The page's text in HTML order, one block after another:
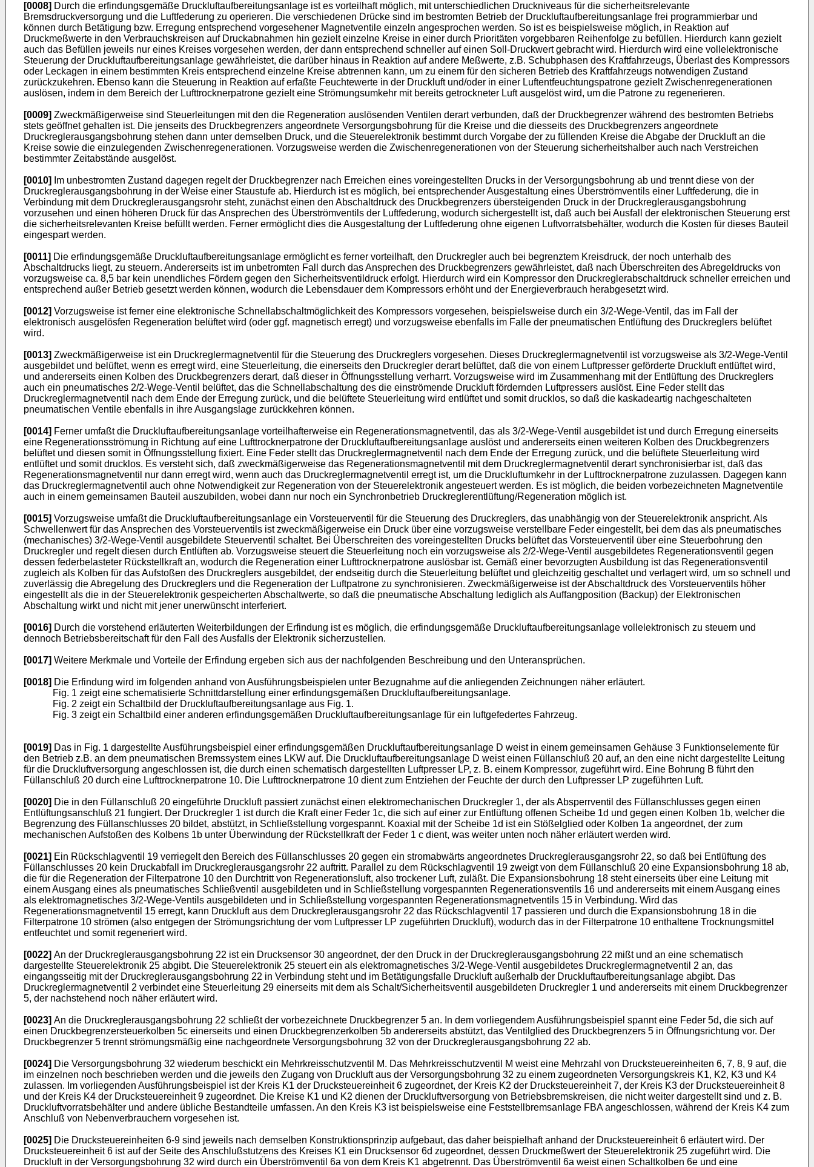
[0008] Durch die erfindungsgemäße Druckluftaufbereitungsanlage ist es vorteilhaft möglich, mit unterschiedlichen Druckniveaus für die sicherheitsrelevante
Bremsdruckversorgung und die Luftfederung zu operieren. Die verschiedenen Drücke sind im bestromten Betrieb der Druckluftaufbereitungsanlage frei programmierbar und
können durch Betätigung bzw. Erregung entsprechend vorgesehener Magnetventile einzeln angesprochen werden. So ist es beispielsweise möglich, in Reaktion auf
Druckmeßwerte in den Verbrauchskreisen auf Druckabnahmen hin gezielt einzelne Kreise in einer durch Prioritäten vorgebbaren Reihenfolge zu befüllen. Hierdurch kann gezielt
auch das Befüllen jeweils nur eines Kreises vorgesehen werden, der dann entsprechend schneller auf einen Soll-Druckwert gebracht wird. Hierdurch wird eine vollelektronische
Steuerung der Druckluftaufbereitungsanlage gewährleistet, die darüber hinaus in Reaktion auf andere Meßwerte, z.B. Schubphasen des Kraftfahrzeugs, Überlast des Kompressors
oder Leckagen in einem bestimmten Kreis entsprechend einzelne Kreise abtrennen kann, um zu einem für den sicheren Betrieb des Kraftfahrzeugs notwendigen Zustand
zurückzukehren. Ebenso kann die Steuerung in Reaktion auf erfaßte Feuchtewerte in der Druckluft und/oder in einer Luftentfeuchtungspatrone gezielt Zwischenregenerationen
auslösen, indem in dem Bereich der Lufttrocknerpatrone gezielt eine Strömungsumkehr mit bereits getrockneter Luft ausgelöst wird, um die Patrone zu regenerieren.
[0009] Zweckmäßigerweise sind Steuerleitungen mit den die Regeneration auslösenden Ventilen derart verbunden, daß der Druckbegrenzer während des bestromten Betriebs
stets geöffnet gehalten ist. Die jenseits des Druckbegrenzers angeordnete Versorgungsbohrung für die Kreise und die diesseits des Druckbegrenzers angeordnete
Druckreglerausgangsbohrung stehen dann unter demselben Druck, und die Steuerelektronik bestimmt durch Vorgabe der zu füllenden Kreise die Abgabe der Druckluft an die
Kreise sowie die einzulegenden Zwischenregenerationen. Vorzugsweise werden die Zwischenregenerationen von der Steuerung sicherheitshalber auch nach Verstreichen
bestimmter Zeitabstände ausgelöst.
[0010]
Im unbestromten Zustand dagegen regelt der Druckbegrenzer nach Erreichen eines voreingestellten Drucks in der Versorgungsbohrung ab und trennt diese von der
Druckreglerausgangsbohrung in der Weise einer Staustufe ab. Hierdurch ist es möglich, bei entsprechender Ausgestaltung eines Überströmventils einer Luftfederung, die in
Verbindung mit dem Druckreglerausgangsrohr steht, zunächst einen den Abschaltdruck des Druckbegrenzers übersteigenden Druck in der Druckreglerausgangsbohrung
vorzusehen und einen höheren Druck für das Ansprechen des Überströmventils der Luftfederung, wodurch sichergestellt ist, daß auch bei Ausfall der elektronischen Steuerung erst
die sicherheitsrelevanten Kreise befüllt werden. Ferner ermöglicht dies die Ausgestaltung der Luftfederung ohne eigenen Luftvorratsbehälter, wodurch die Kosten für dieses Bauteil
eingespart werden.
[0011] Die erfindungsgemäße Druckluftaufbereitungsanlage ermöglicht es ferner vorteilhaft, den Druckregler auch bei begrenztem Kreisdruck, der noch unterhalb des
Abschaltdrucks liegt, zu steuern. Andererseits ist im unbetromten Fall durch das Ansprechen des Druckbegrenzers gewährleistet, daß nach Überschreiten des Abregeldrucks von
vorzugsweise ca. 8,5 bar kein unendliches Fördern gegen den Sicherheitsventildruck erfolgt. Hierdurch wird ein Kompressor den Druckreglerabschaltdruck schneller erreichen und
entsprechend außer Betrieb gesetzt werden können, wodurch die Lebensdauer dem Kompressors erhöht und der Energieverbrauch herabgesetzt wird.
[0012] Vorzugsweise ist ferner eine elektronische Schnellabschaltmöglichkeit des Kompressors vorgesehen, beispielsweise durch ein 3/2-Wege-Ventil, das im Fall der
elektronisch ausgelösfen Regeneration belüftet wird (oder ggf. magnetisch erregt) und vorzugsweise ebenfalls im Falle der pneumatischen Entlüftung des Druckreglers belüftet
wird.
[0013] Zweckmäßigerweise ist ein Druckreglermagnetventil für die Steuerung des Druckreglers vorgesehen. Dieses Druckreglermagnetventil ist vorzugsweise als 3/2-Wege-Ventil
ausgebildet und belüftet, wenn es erregt wird, eine Steuerleitung, die einerseits den Druckregler derart belüftet, daß die von einem Luftpresser geförderte Druckluft entlüftet wird,
und andererseits einen Kolben des Druckbegrenzers derart, daß dieser in Öffnungsstellung verharrt. Vorzugsweise wird im Zusammenhang mit der Entlüftung des Druckreglers
auch ein pneumatisches 2/2-Wege-Ventil belüftet, das die Schnellabschaltung des die einströmende Druckluft fördernden Luftpressers auslöst. Eine Feder stellt das
Druckreglermagnetventil nach dem Ende der Erregung zurück, und die belüftete Steuerleitung wird entlüftet und somit drucklos, so daß die kaskadeartig nachgeschalteten
pneumatischen Ventile ebenfalls in ihre Ausgangslage zurückkehren können.
[0014] Ferner umfaßt die Druckluftaufbereitungsanlage vorteilhafterweise ein Regenerationsmagnetventil, das als 3/2-Wege-Ventil ausgebildet ist und durch Erregung einerseits
eine Regenerationsströmung in Richtung auf eine Lufttrocknerpatrone der Druckluftaufbereitungsanlage auslöst und andererseits einen weiteren Kolben des Druckbegrenzers
belüftet und diesen somit in Öffnungsstellung fixiert. Eine Feder stellt das Druckreglermagnetventil nach dem Ende der Erregung zurück, und die belüftete Steuerleitung wird
entlüftet und somit drucklos. Es versteht sich, daß zweckmäßigerweise das Regenerationsmagnetventil mit dem Druckreglermagnetventil derart synchronisierbar ist, daß das
Regenerationsmagnetventil nur dann erregt wird, wenn auch das Druckreglermagnetventil erregt ist, um die Druckluftumkehr in der Lufttrocknerpatrone zuzulassen. Dagegen kann
das Druckreglermagnetventil auch ohne Notwendigkeit zur Regeneration von der Steuerelektronik angesteuert werden. Es ist möglich, die beiden vorbezeichneten Magnetventile
auch in einem gemeinsamen Bauteil auszubilden, wobei dann nur noch ein Synchronbetrieb Druckreglerentlüftung/Regeneration möglich ist.
[0015] Vorzugsweise umfaßt die Druckluftaufbereitungsanlage ein Vorsteuerventil für die Steuerung des Druckreglers, das unabhängig von der Steuerelektronik anspricht. Als
Schwellenwert für das Ansprechen des Vorsteuerventils ist zweckmäßigerweise ein Druck über eine vorzugsweise verstellbare Feder eingestellt, bei dem das als pneumatisches
(mechanisches) 3/2-Wege-Ventil ausgebildete Steuerventil schaltet. Bei Überschreiten des voreingestellten Drucks belüftet das Vorsteuerventil über eine Steuerbohrung den
Druckregler und regelt diesen durch Entlüften ab. Vorzugsweise steuert die Steuerleitung noch ein vorzugsweise als 2/2-Wege-Ventil ausgebildetes Regenerationsventil gegen
dessen federbelasteter Rückstellkraft an, wodurch die Regeneration einer Lufttrocknerpatrone auslösbar ist. Gemäß einer bevorzugten Ausbildung ist das Regenerationsventil
zugleich als Kolben für das Aufstoßen des Druckreglers ausgebildet, der endseitig durch die Steuerleitung belüftet und gleichzeitig geschaltet und verlagert wird, um so schnell und
zuverlässig die Abregelung des Druckreglers und die Regeneration der Luftpatrone zu synchronisieren. Zweckmäßigerweise ist der Abschaltdruck des Vorsteuerventils höher
eingestellt als die in der Steuerelektronik gespeicherten Abschaltwerte, so daß die pneumatische Abschaltung lediglich als Auffangposition (Backup) der Elektronischen
Abschaltung wirkt und nicht mit jener unerwünscht interferiert.
[0016] Durch die vorstehend erläuterten Weiterbildungen der Erfindung ist es möglich, die erfindungsgemäße Druckluftaufbereitungsanlage vollelektronisch zu steuern und
dennoch Betriebsbereitschaft für den Fall des Ausfalls der Elektronik sicherzustellen.
[0017] Weitere Merkmale und Vorteile der Erfindung ergeben sich aus der nachfolgenden Beschreibung und den Unteransprüchen.
[0018] Die Erfindung wird im folgenden anhand von Ausführungsbeispielen unter Bezugnahme auf die anliegenden Zeichnungen näher erläutert.
Fig. 1 zeigt eine schematisierte Schnittdarstellung einer erfindungsgemäßen Druckluftaufbereitungsanlage.
Fig. 2 zeigt ein Schaltbild der Druckluftaufbereitungsanlage aus Fig. 1.
Fig. 3 zeigt ein Schaltbild einer anderen erfindungsgemäßen Druckluftaufbereitungsanlage für ein luftgefedertes Fahrzeug.
[0019] Das in Fig. 1 dargestellte Ausführungsbeispiel einer erfindungsgemäßen Druckluftaufbereitungsanlage D weist in einem gemeinsamen Gehäuse 3 Funktionselemente für
den Betrieb z.B. an dem pneumatischen Bremssystem eines LKW auf. Die Druckluftaufbereitungsanlage D weist einen Füllanschluß 20 auf, an den eine nicht dargestellte Leitung
für die Druckluftversorgung angeschlossen ist, die durch einen schematisch dargestellten Luftpresser LP, z. B. einem Kompressor, zugeführt wird. Eine Bohrung B führt den
Füllanschluß 20 durch eine Lufttrocknerpatrone 10. Die Lufttrocknerpatrone 10 dient zum Entziehen der Feuchte der durch den Luftpresser LP zugeführten Luft.
[0020] Die in den Füllanschluß 20 eingeführte Druckluft passiert zunächst einen elektromechanischen Druckregler 1, der als Absperrventil des Füllanschlusses gegen einen
Entlüftungsanschluß 21 fungiert. Der Druckregler 1 ist durch die Kraft einer Feder 1c, die sich auf einer zur Entlüftung offenen Scheibe 1d und gegen einen Kolben 1b, welcher die
Begrenzung des Füllanschlusses 20 bildet, abstützt, in Schließstellung vorgespannt. Koaxial mit der Scheibe 1d ist ein Stößelglied oder Kolben 1a angeordnet, der zum
mechanischen Aufstoßen des Kolbens 1b unter Überwindung der Rückstellkraft der Feder 1 c dient, was weiter unten noch näher erläutert werden wird.
[0021] Ein Rückschlagventil 19 verriegelt den Bereich des Füllanschlusses 20 gegen ein stromabwärts angeordnetes Druckreglerausgangsrohr 22, so daß bei Entlüftung des
Füllanschlusses 20 kein Druckabfall im Druckreglerausgangsrohr 22 auftritt. Parallel zu dem Rückschlagventil 19 zweigt von dem Füllanschluß 20 eine Expansionsbohrung 18 ab,
die für die Regeneration der Filterpatrone 10 den Durchtritt von Regenerationsluft, also trockener Luft, zuläßt. Die Expansionsbohrung 18 steht einerseits über eine Leitung mit
einem Ausgang eines als pneumatisches Schließventil ausgebildeten und in Schließstellung vorgespannten Regenerationsventils 16 und andererseits mit einem Ausgang eines
als elektromagnetisches 3/2-Wege-Ventils ausgebildeten und in Schließstellung vorgespannten Regenerationsmagnetventils 15 in Verbindung. Wird das
Regenerationsmagnetventil 15 erregt, kann Druckluft aus dem Druckreglerausgangsrohr 22 das Rückschlagventil 17 passieren und durch die Expansionsbohrung 18 in die
Filterpatrone 10 strömen (also entgegen der Strömungsrichtung der vom Luftpresser LP zugeführten Druckluft), wodurch das in der Filterpatrone 10 enthaltene Trocknungsmittel
entfeuchtet und somit regeneriert wird.
[0022] An der Druckreglerausgangsbohrung 22 ist ein Drucksensor 30 angeordnet, der den Druck in der Druckreglerausgangsbohrung 22 mißt und an eine schematisch
dargestellte Steuerelektronik 25 abgibt. Die Steuerelektronik 25 steuert ein als elektromagnetisches 3/2-Wege-Ventil ausgebildetes Druckreglermagnetventil 2 an, das
eingangsseitig mit der Druckreglerausgangsbohrung 22 in Verbindung steht und im Betätigungsfalle Druckluft außerhalb der Druckluftaufbereitungsanlage abgibt. Das
Druckreglermagnetventil 2 verbindet eine Steuerleitung 29 einerseits mit dem als Schalt/Sicherheitsventil ausgebildeten Druckregler 1 und andererseits mit einem Druckbegrenzer
5, der nachstehend noch näher erläutert wird.
[0023] An die Druckreglerausgangsbohrung 22 schließt der vorbezeichnete Druckbegrenzer 5 an. In dem vorliegendem Ausführungsbeispiel spannt eine Feder 5d, die sich auf
einen Druckbegrenzersteuerkolben 5c einerseits und einen Druckbegrenzerkolben 5b andererseits abstützt, das Ventilglied des Druckbegrenzers 5 in Öffnungsrichtung vor. Der
Druckbegrenzer 5 trennt strömungsmäßig eine nachgeordnete Versorgungsbohrung 32 von der Druckreglerausgangsbohrung 22 ab.
[0024] Die Versorgungsbohrung 32 wiederum beschickt ein Mehrkreisschutzventil M. Das Mehrkreisschutzventil M weist eine Mehrzahl von Drucksteuereinheiten 6, 7, 8, 9 auf, die
im einzelnen noch beschrieben werden und die jeweils den Zugang von Druckluft aus der Versorgungsbohrung 32 zu einem zugeordneten Versorgungskreis K1, K2, K3 und K4
zulassen. Im vorliegenden Ausführungsbeispiel ist der Kreis K1 der Drucksteuereinheit 6 zugeordnet, der Kreis K2 der Drucksteuereinheit 7, der Kreis K3 der Drucksteuereinheit 8
und der Kreis K4 der Drucksteuereinheit 9 zugeordnet. Die Kreise K1 und K2 dienen der Druckluftversorgung von Betriebsbremskreisen, die nicht weiter dargestellt sind und z. B.
Druckluftvorratsbehälter und andere übliche Bestandteile umfassen. An den Kreis K3 ist beispielsweise eine Feststellbremsanlage FBA angeschlossen, während der Kreis K4 zum
Anschluß von Nebenverbrauchern vorgesehen ist.
[0025] Die Drucksteuereinheiten 6-9 sind jeweils nach demselben Konstruktionsprinzip aufgebaut, das daher beispielhaft anhand der Drucksteuereinheit 6 erläutert wird. Der
Drucksteuereinheit 6 ist auf der Seite des Anschlußstutzens des Kreises K1 ein Drucksensor 6d zugeordnet, dessen Druckmeßwert der Steuerelektronik 25 zugeführt wird. Die
Druckluft in der Versorgungsbohrung 32 wird durch ein Überströmventil 6a von dem Kreis K1 abgetrennt. Das Überströmventil 6a weist einen Schaltkolben 6e und eine